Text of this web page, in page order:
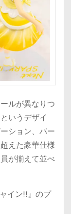
ルが異なりつ
いうデザイ
ション、パー
えた豪華仕様
が揃えて並べ
イン!!』のプ